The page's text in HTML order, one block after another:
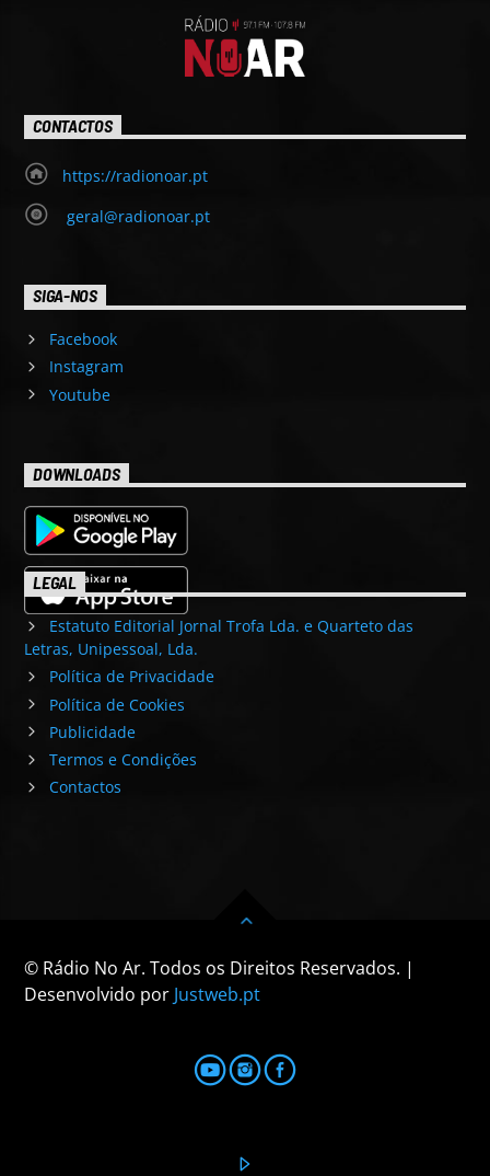
CONTACTOS
https://radionoar.pt
geral@radionoar.pt
SIGA-NOS
Facebook
Instagram
Youtube
DOWNLOADS
LEGAL
Estatuto Editorial Jornal Trofa Lda. e Quarteto das
Letras, Unipessoal, Lda.
Política de Privacidade
Política de Cookies
Publicidade
Termos e Condições
Contactos
© Rádio No Ar. Todos os Direitos Reservados. |
Desenvolvido por Justweb.pt